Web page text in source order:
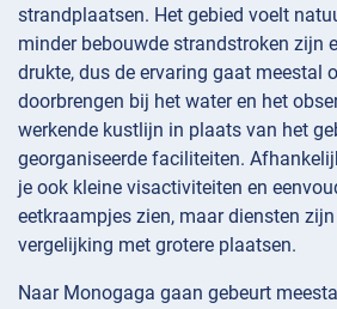
strandplaatsen. Het gebied voelt
minder bebouwde strandstroken zijn
drukte, dus de ervaring gaat meestal
doorbrengen bij het water en het
werkende kustlijn in plaats van het
georganiseerde faciliteiten.
je ook kleine visactiviteiten en
eetkraampjes zien, maar diensten
vergelijking met grotere plaatsen.
Naar Monogaga gaan gebeurt